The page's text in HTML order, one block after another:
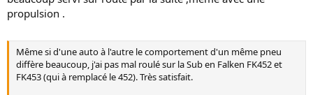
propulsion .
Même si d'une auto à l'autre le comportement d'un même pneu
diffère beaucoup, j'ai pas mal roulé sur la Sub en Falken FK452 et
FK453 (qui à remplacé le 452). Très satisfait.